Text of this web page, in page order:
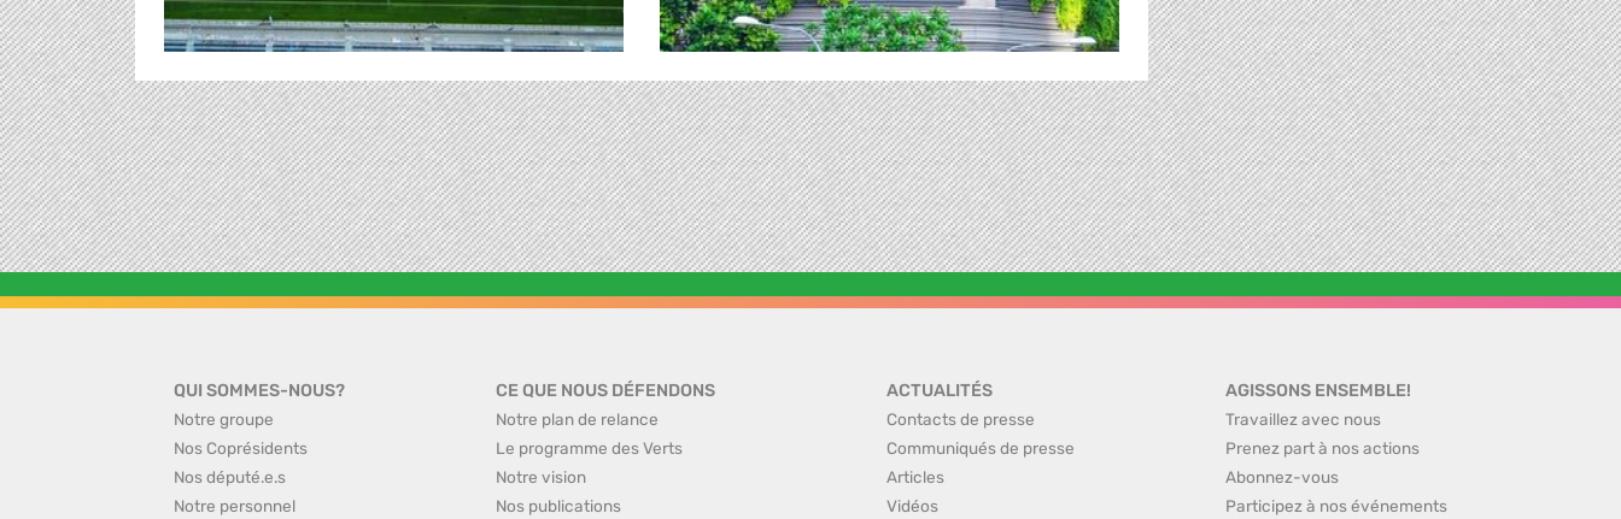
QUI SOMMES-NOUS?
Notre groupe
Nos Coprésidents
Nos député.e.s
Notre personnel
CE QUE NOUS DÉFENDONS
Notre plan de relance
Le programme des Verts
Notre vision
Nos publications
ACTUALITÉS
Contacts de presse
Communiqués de presse
Articles
Vidéos
AGISSONS ENSEMBLE!
Travaillez avec nous
Prenez part à nos actions
Abonnez-vous
Participez à nos événements